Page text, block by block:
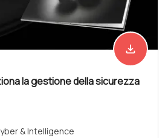
Scarica
file_download
la gestione della sicurezza
& Intelligence